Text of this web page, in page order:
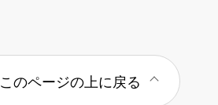
このページの上に戻る